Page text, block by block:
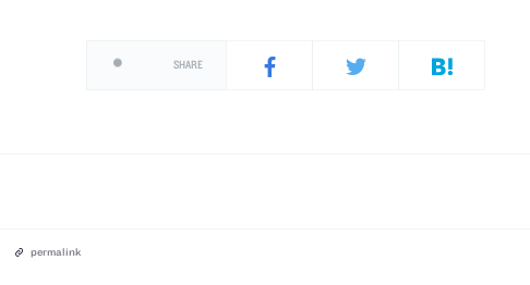
SHARE
permalink